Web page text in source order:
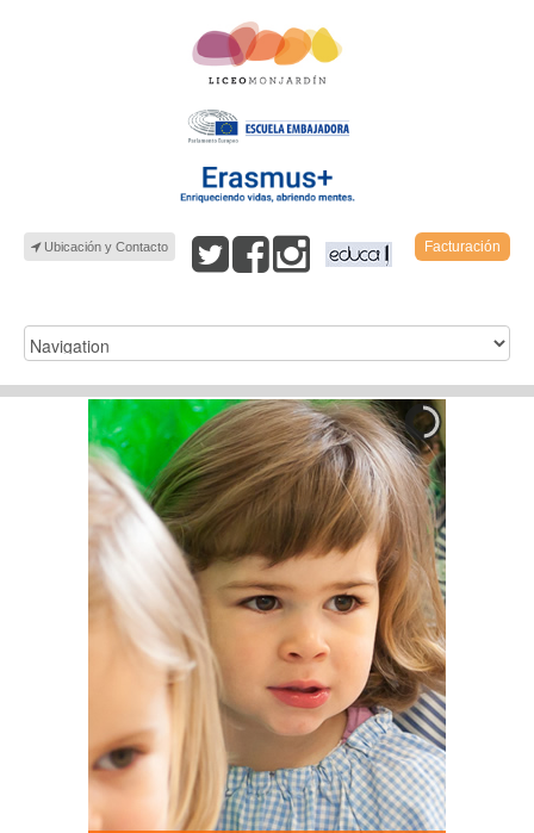
Ubicación y Contacto Facturación